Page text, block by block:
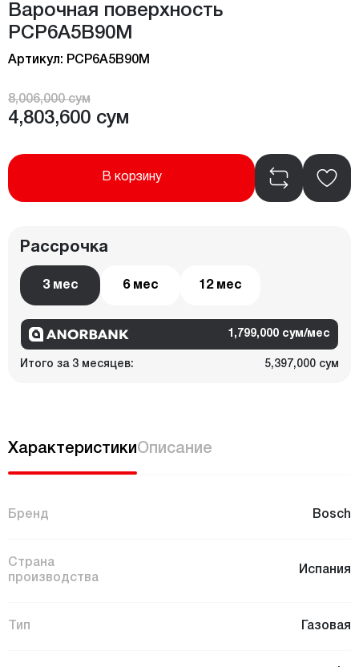
Bарочная поверхность
PCP6A5B90M
Артикул: PCP6A5B90M
8,006,000 сум
4,803,600 сум
В корзину
Рассрочка
3 мес 6 мес 12 мес
1,799,000 сум/мес
Итого за 3 месяцев: 5,397,000 сум
ХарактеристикиОписание
Бренд Bosch
Страна
производства
Испания
Тип Газовая